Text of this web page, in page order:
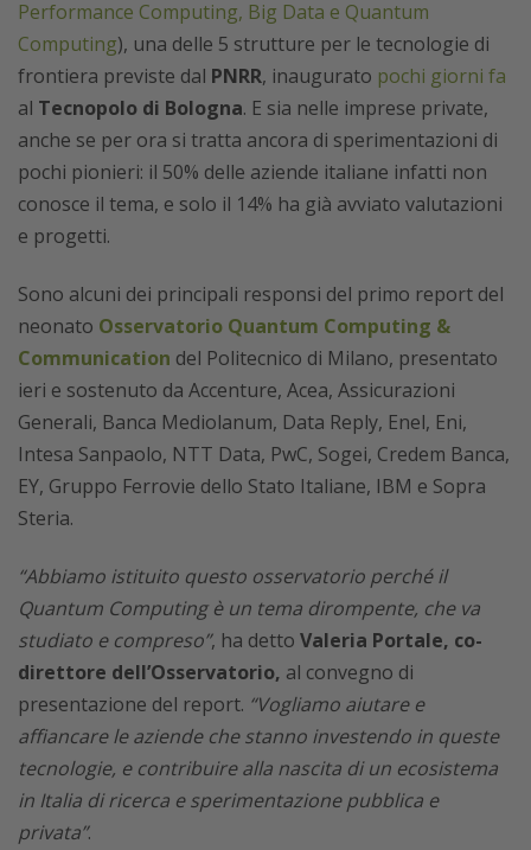
Performance Computing, Big Data e Quantum
Computing), una delle 5 strutture per le tecnologie di
frontiera previste dal PNRR, inaugurato pochi giorni fa
al Tecnopolo di Bologna. E sia nelle imprese private,
anche se per ora si tratta ancora di sperimentazioni di
pochi pionieri: il 50% delle aziende italiane infatti non
conosce il tema, e solo il 14% ha già avviato valutazioni
e progetti.
Sono alcuni dei principali responsi del primo report del
neonato Osservatorio Quantum Computing &
Communication del Politecnico di Milano, presentato
ieri e sostenuto da Accenture, Acea, Assicurazioni
Generali, Banca Mediolanum, Data Reply, Enel, Eni,
Intesa Sanpaolo, NTT Data, PwC, Sogei, Credem Banca,
EY, Gruppo Ferrovie dello Stato Italiane, IBM e Sopra
Steria.
“Abbiamo istituito questo osservatorio perché il
Quantum Computing è un tema dirompente, che va
studiato e compreso”, ha detto Valeria Portale, co-
direttore dell’Osservatorio, al convegno di
presentazione del report. “Vogliamo aiutare e
affiancare le aziende che stanno investendo in queste
tecnologie, e contribuire alla nascita di un ecosistema
in Italia di ricerca e sperimentazione pubblica e
privata”.